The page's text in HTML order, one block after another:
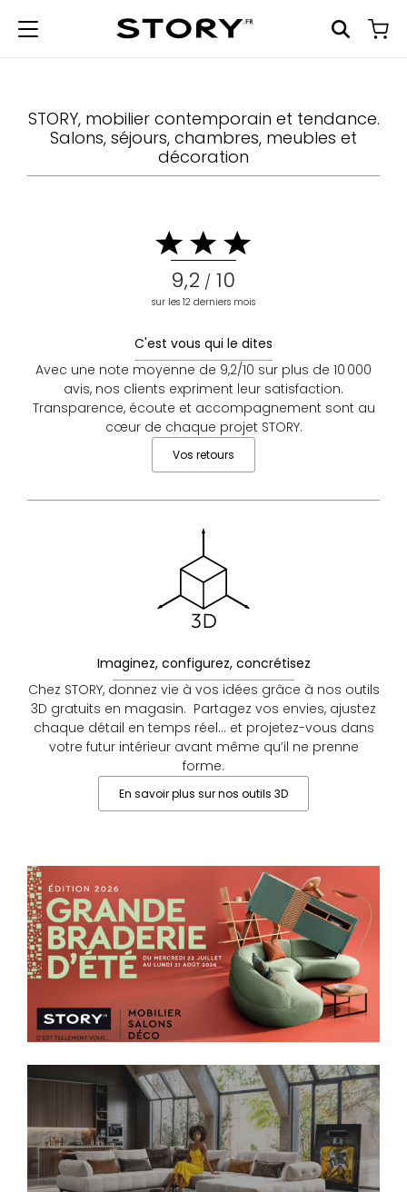
STORY, mobilier contemporain et tendance.
Salons, séjours, chambres, meubles et
décoration
9,2 / 10
sur les 12 derniers mois
C'est vous qui le dites
Avec une note moyenne de 9,2/10 sur plus de 10 000
avis, nos clients expriment leur satisfaction.
Transparence, écoute et accompagnement sont au
cœur de chaque projet STORY.
Vos retours
Imaginez, configurez, concrétisez
Chez STORY, donnez vie à vos idées grâce à nos outils
3D gratuits en magasin. Partagez vos envies, ajustez
chaque détail en temps réel… et projetez-vous dans
votre futur intérieur avant même qu’il ne prenne
forme.
En savoir plus sur nos outils 3D